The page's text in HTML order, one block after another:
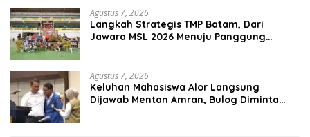
Agustus 7, 2026
Langkah Strategis TMP Batam, Dari
Jawara MSL 2026 Menuju Panggung
Agustus 7, 2026
Keluhan Mahasiswa Alor Langsung
Dijawab Mentan Amran, Bulog Diminta